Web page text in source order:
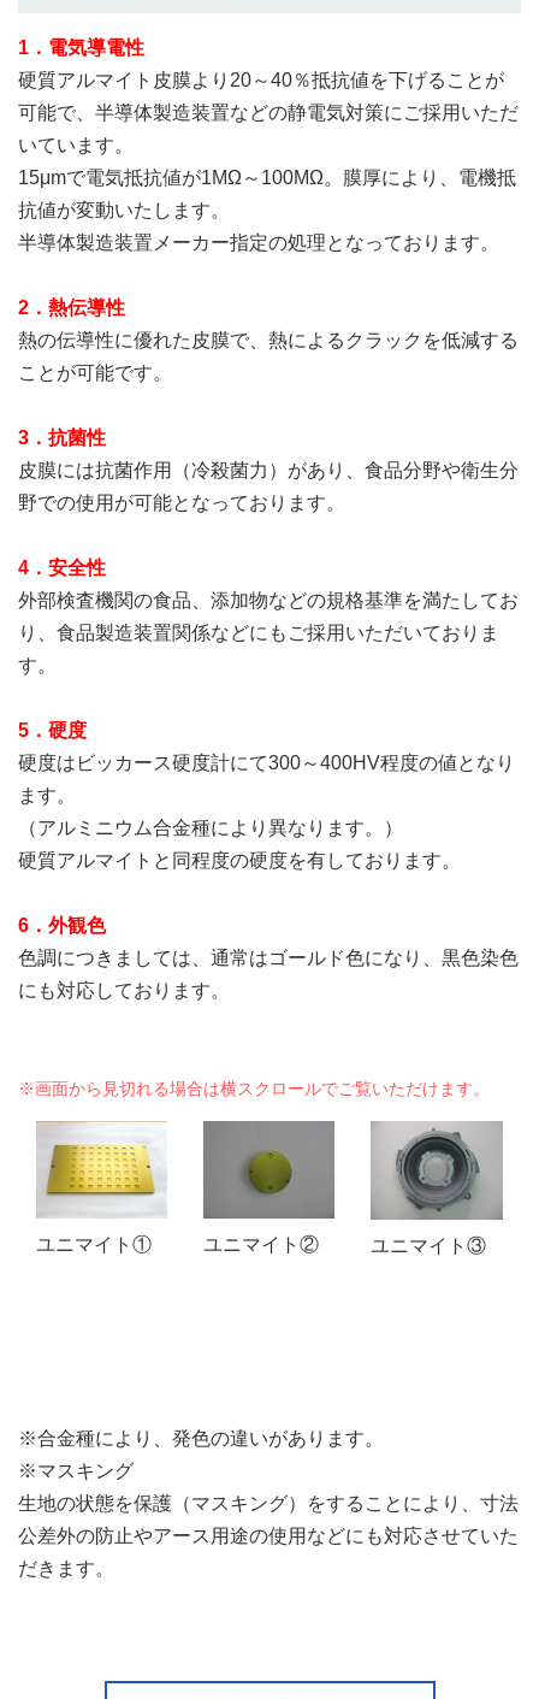
1．電気導電性
硬質アルマイト皮膜より20～40％抵抗値を下げることが
可能で、半導体製造装置などの静電気対策にご採用いただ
いています。
15μmで電気抵抗値が1MΩ～100MΩ。膜厚により、電機抵
抗値が変動いたします。
半導体製造装置メーカー指定の処理となっております。
2．熱伝導性
熱の伝導性に優れた皮膜で、熱によるクラックを低減する
ことが可能です。
3．抗菌性
皮膜には抗菌作用（冷殺菌力）があり、食品分野や衛生分
野での使用が可能となっております。
4．安全性
外部検査機関の食品、添加物などの規格基準を満たしてお
り、食品製造装置関係などにもご採用いただいておりま
す。
5．硬度
硬度はビッカース硬度計にて300～400HV程度の値となり
ます。
（アルミニウム合金種により異なります。）
硬質アルマイトと同程度の硬度を有しております。
6．外観色
色調につきましては、通常はゴールド色になり、黒色染色
にも対応しております。
ユニマイト① ユニマイト② ユニマイト③
※合金種により、発色の違いがあります。
※マスキング
生地の状態を保護（マスキング）をすることにより、寸法
公差外の防止やアース用途の使用などにも対応させていた
だきます。